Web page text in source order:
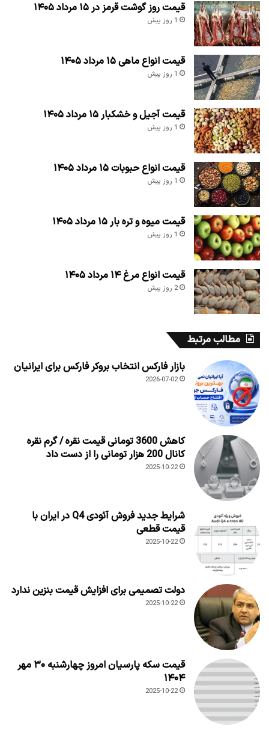
قیمت روز گوشت قرمز در ۱۵ مرداد ۱۴۰۵
1 روز پیش
قیمت انواع ماهی ۱۵ مرداد ۱۴۰۵
1 روز پیش
قیمت آجیل و خشکبار ۱۵ مرداد ۱۴۰۵
1 روز پیش
قیمت انواع حبوبات ۱۵ مرداد ۱۴۰۵
1 روز پیش
قیمت میوه و تره بار ۱۵ مرداد ۱۴۰۵
1 روز پیش
قیمت انواع مرغ ۱۴ مرداد ۱۴۰۵
2 روز پیش
مطالب مرتبط
بازار فارکس انتخاب بروکر فارکس برای ایرانیان
2026-07-02
کاهش 3600 تومانی قیمت نقره / گرم نقره
کانال 200 هزار تومانی را از دست داد
2025-10-22
شرایط جدید فروش آئودی Q4 در ایران با
قیمت قطعی
2025-10-22
دولت تصمیمی برای افزایش قیمت بنزین ندارد
2025-10-22
قیمت سکه پارسیان امروز چهارشنبه ۳۰ مهر
۱۴۰۴
2025-10-22